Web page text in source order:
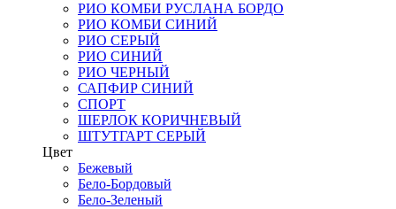
РИО КОМБИ РУСЛАНА БОРДО
РИО КОМБИ СИНИЙ
РИО СЕРЫЙ
РИО СИНИЙ
РИО ЧЕРНЫЙ
САПФИР СИНИЙ
СПОРТ
ШЕРЛОК КОРИЧНЕВЫЙ
ШТУТГАРТ СЕРЫЙ
Цвет
Бежевый
Бело-Бордовый
Бело-Зеленый